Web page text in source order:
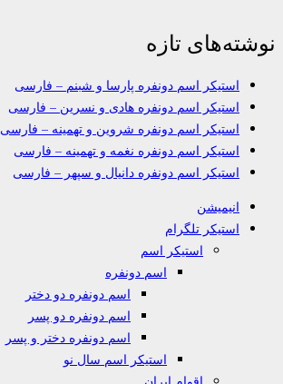
نوشته‌های تازه
استیکر اسم دونفره پارسا و شبنم – فارسی
استیکر اسم دونفره هادی و نسرین – فارسی
استیکر اسم دونفره شروین و تهمینه – فارسی
استیکر اسم دونفره نغمه و تهمینه – فارسی
استیکر اسم دونفره دانیال و سپهر – فارسی
انیمیشن
استیکر تلگرام
استیکر اسم
اسم دونفره
اسم دونفره دو دختر
اسم دونفره دو پسر
اسم دونفره دختر و پسر
استیکر اسم سال نو
اقوام ایران